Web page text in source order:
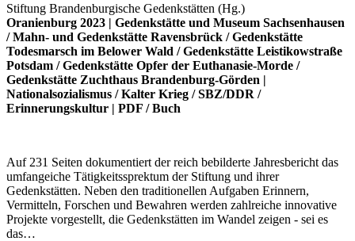
Stiftung Brandenburgische Gedenkstätten (Hg.)
Oranienburg 2023 | Gedenkstätte und Museum Sachsenhausen
/Mahn- und Gedenkstätte Ravensbrück /Gedenkstätte
Todesmarsch im Belower Wald /Gedenkstätte Leistikowstraße
Potsdam /Gedenkstätte Opfer der Euthanasie-Morde /
Gedenkstätte Zuchthaus Brandenburg-Görden |
Nationalsozialismus /Kalter Krieg /SBZ/DDR /
Erinnerungskultur | PDF /Buch
Auf 231 Seiten dokumentiert der reich bebilderte Jahresbericht das
umfangeiche Tätigkeitssprektum der Stiftung und ihrer
Gedenkstätten. Neben den traditionellen Aufgaben Erinnern,
Vermitteln, Forschen und Bewahren werden zahlreiche innovative
Projekte vorgestellt, die Gedenkstätten im Wandel zeigen - sei es
das…